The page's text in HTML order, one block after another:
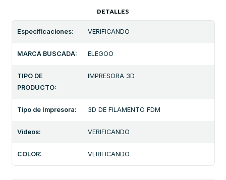
DETALLES
Especificaciones: VERIFICANDO
MARCA BUSCADA: ELEGOO
TIPO DE
PRODUCTO:
IMPRESORA 3D
Tipo de Impresora: 3D DE FILAMENTO FDM
Videos: VERIFICANDO
COLOR: VERIFICANDO